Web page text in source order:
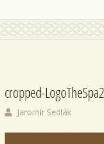
cropped-
Jaromír Sedlák